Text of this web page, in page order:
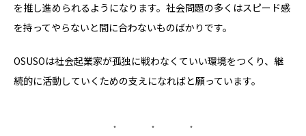
を推し進められるようになります。社会問題の多くはスピード感
を持ってやらないと間に合わないものばかりです。
OSUSOは社会起業家が孤独に戦わなくていい環境をつくり、継
続的に活動していくための支えになればと願っています。